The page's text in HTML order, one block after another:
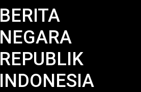
BERITA
NEGARA
REPUBLIK
INDONESIA